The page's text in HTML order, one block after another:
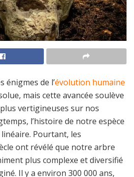
énigmes de l’évolution humaine
mais cette avancée soulève
vertigineuses sur nos
l’histoire de notre espèce
Pourtant, les
ont révélé que notre arbre
plus complexe et diversifié
Il y a environ 300 000 ans,